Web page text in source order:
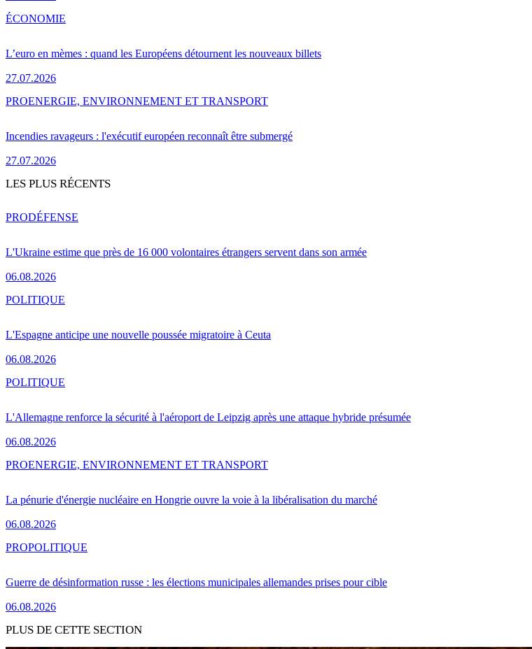
L’euro en mèmes : quand les Européens détournent les nouveaux billets
27.07.2026
ÉCONOMIE
Incendies ravageurs : l'exécutif européen reconnaît être submergé
27.07.2026
PROENERGIE, ENVIRONNEMENT ET TRANSPORT
LES PLUS RÉCENTS
L'Ukraine estime que près de 16 000 volontaires étrangers servent dans son armée
06.08.2026
PRODÉFENSE
L'Espagne anticipe une nouvelle poussée migratoire à Ceuta
06.08.2026
POLITIQUE
L'Allemagne renforce la sécurité à l'aéroport de Leipzig après une attaque hybride présumée
06.08.2026
POLITIQUE
La pénurie d'énergie nucléaire en Hongrie ouvre la voie à la libéralisation du marché
06.08.2026
PROENERGIE, ENVIRONNEMENT ET TRANSPORT
Guerre de désinformation russe : les élections municipales allemandes prises pour cible
06.08.2026
PROPOLITIQUE
PLUS DE CETTE SECTION